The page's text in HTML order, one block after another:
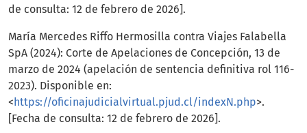
de consulta: 12 de febrero de 2026].
María Mercedes Riffo Hermosilla contra Viajes Falabella
SpA (2024): Corte de Apelaciones de Concepción, 13 de
marzo de 2024 (apelación de sentencia definitiva rol 116-
2023). Disponible en:
< https://oficinajudicialvirtual.pjud.cl/indexN.php>.
[Fecha de consulta: 12 de febrero de 2026].